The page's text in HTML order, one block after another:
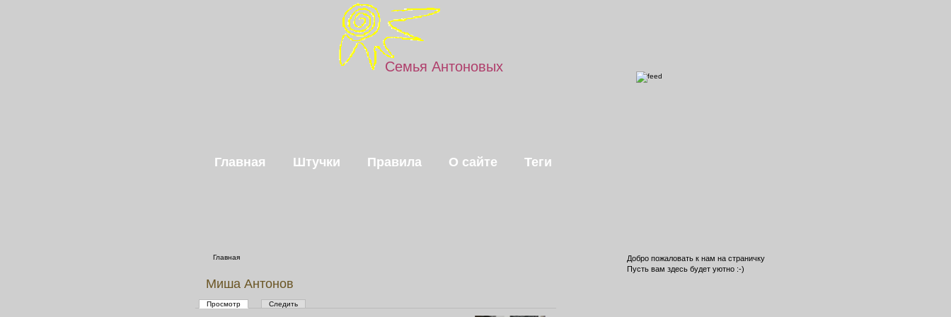
Семья Антоновых
Главная Штучки Правила О сайте Теги
Главная
Миша Антонов
Просмотр Следить
Добро пожаловать к нам на страничку
Пусть вам здесь будет уютно :-)